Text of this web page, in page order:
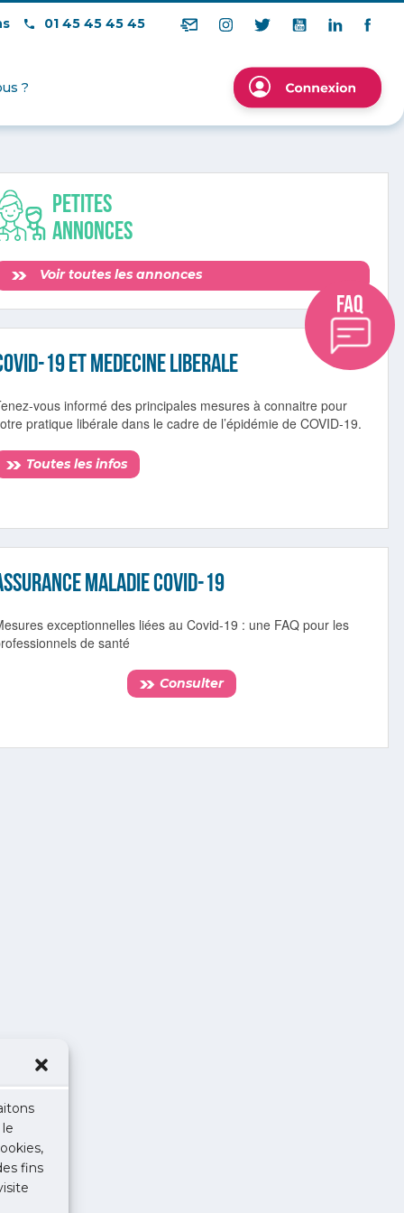
fins
01 45 45 45 45
?
Petites
annonces
Voir toutes les annonces
19 ET MEDECINE LIBERALE
vous informé des principales mesures à connaitre pour
pratique libérale dans le cadre de l’épidémie de COVID-19.
Toutes les infos
maladie covid-19
exceptionnelles liées au Covid-19 : une FAQ pour les
de santé
Consulter